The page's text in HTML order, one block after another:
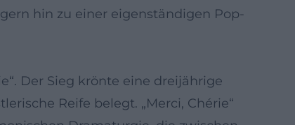
hin zu einer eigenständigen Pop-
Der Sieg krönte eine dreijährige
Reife belegt. „Merci, Chérie“